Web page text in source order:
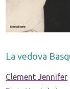
La vedova
Clement Jennifer